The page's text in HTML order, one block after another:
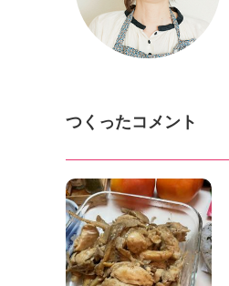
つくったコメント